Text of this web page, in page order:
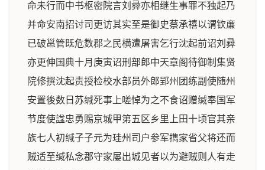
命未行而中书枢密院言刘彛亦相继生事罪不独起乃
并命安南招讨司更访其实至是御史蔡承禧以谓钦亷
已破邕管既危数郡之民横遭屠害乞行沈起前诏刘彛
亦更伸国典十月庚寅诏刑部郎中天章阁待御制集贤
院修撰沈起责授检校水部员外郎郢州团练副使随州
安置後数日苏缄死事上嗟悼为之不食诏赠缄奉国军
节度使諡忠勇赐京城甲第五区乡里上田十顷官其亲
族七人初缄子子元为珪州司户参军擕家省父将还而
贼适至缄私念郡守家屡出城见者以为避贼则人有走